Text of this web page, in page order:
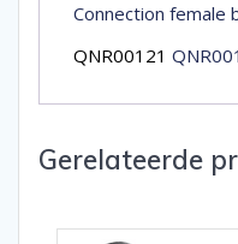
Connection female
QNR00121
Gerelateerde